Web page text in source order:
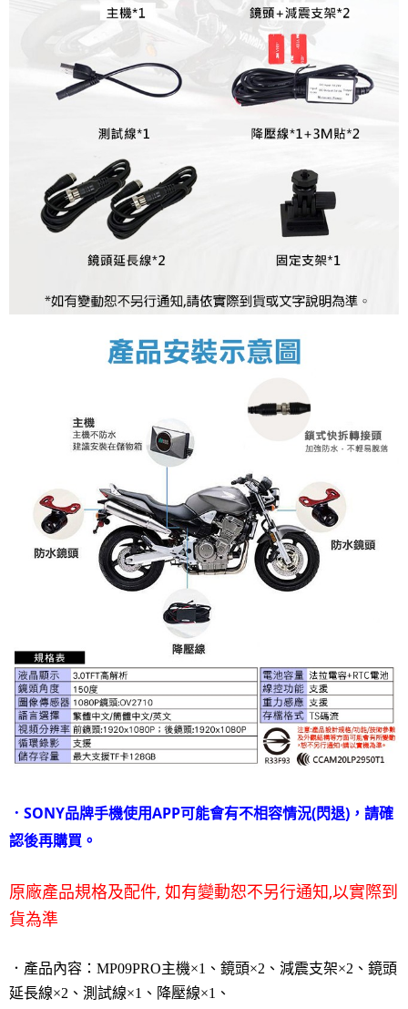
．SONY品牌手機使用APP可能會有不相容情況(閃退)，請確
認後再購買。
原廠產品規格及配件, 如有變動恕不另行通知,以實際到
貨為準
． 產品內容：MP09PRO主機×1、鏡頭×2、減震支架×2、鏡頭
延長線×2、測試線×1、降壓線×1、